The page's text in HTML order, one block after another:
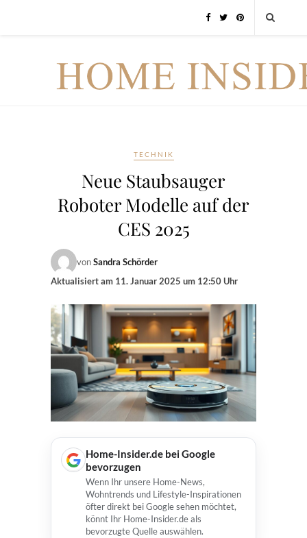
TECHNIK
Neue Staubsauger
Roboter Modelle auf der
CES 2025
vonSandra Schörder
Aktualisiert am 11. Januar 2025 um 12:50 Uhr
Home-Insider.de bei Google
bevorzugen
Wenn Ihr unsere Home-News,
Wohntrends und Lifestyle-Inspirationen
öfter direkt bei Google sehen möchtet,
könnt Ihr Home-Insider.de als
bevorzugte Quelle auswählen.